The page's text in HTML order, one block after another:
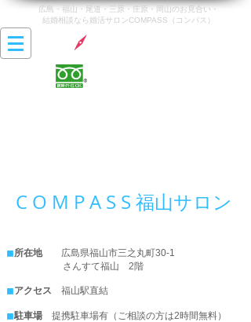
広島・福山・尾道・三原・庄原・岡山のお見合い・
結婚相談なら婚活サロンCOMPASS（コンパス）
C O M P A S S 福山サロン
◼︎所在地広島県福山市三之丸町30-1
さんすて福山 2階
◼︎アクセス 福山駅直結
◼︎駐車場 提携駐車場有（ご相談の方は2時間無料）